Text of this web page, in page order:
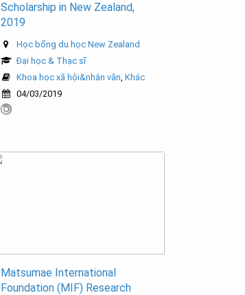
Scholarship in New Zealand,
2019
Học bổng du học New Zealand
Đại học & Thạc sĩ
Khoa học xã hội&nhân văn, Khác
04/03/2019
Matsumae International
Foundation (MIF) Research